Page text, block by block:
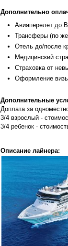
Дополнительно
Авиаперелет до
Трансферы (по
Отель до/после
Медицинский
Страховка от
Оформление
Дополнительные
Доплата за
3/4 взрослый -
3/4 ребенок -
Описание лайнера: